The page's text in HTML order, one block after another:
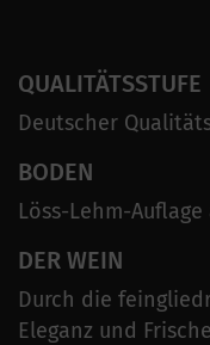
QUALITÄTSSTUFE
Deutscher
BODEN
Löss-Lehm-
DER WEIN
Durch die
Eleganz und